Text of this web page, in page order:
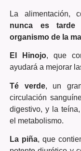
La alimentación,
nunca es tarde
organismo de la
El Hinojo, que
ayudará a mejorar
Té verde, un
circulación
digestivo, y la
el metabolismo.
La piña, que